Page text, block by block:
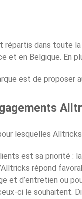
répartis dans toute
et en Belgique. En
est de proposer
lesquelles
est sa priorité :
répond
et d’entretien ou
ci le souhaitent.